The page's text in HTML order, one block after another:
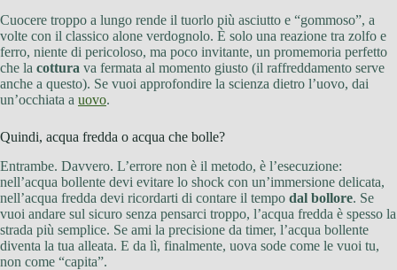
Cuocere troppo a lungo rende il tuorlo più asciutto e “gommoso”, a
volte con il classico alone verdognolo. È solo una reazione tra zolfo e
ferro, niente di pericoloso, ma poco invitante, un promemoria perfetto
che la cottura va fermata al momento giusto (il raffreddamento serve
anche a questo). Se vuoi approfondire la scienza dietro l’uovo, dai
un’occhiata a uovo.
Quindi, acqua fredda o acqua che bolle?
Entrambe. Davvero. L’errore non è il metodo, è l’esecuzione:
nell’acqua bollente devi evitare lo shock con un’immersione delicata,
nell’acqua fredda devi ricordarti di contare il tempo dal bollore. Se
vuoi andare sul sicuro senza pensarci troppo, l’acqua fredda è spesso la
strada più semplice. Se ami la precisione da timer, l’acqua bollente
diventa la tua alleata. E da lì, finalmente, uova sode come le vuoi tu,
non come “capita”.